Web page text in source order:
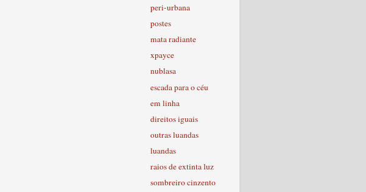
peri-urbana
postes
mata radiante
xpayce
nublasa
escada para o céu
em linha
direitos iguais
outras luandas
luandas
raios de extinta luz
sombreiro cinzento